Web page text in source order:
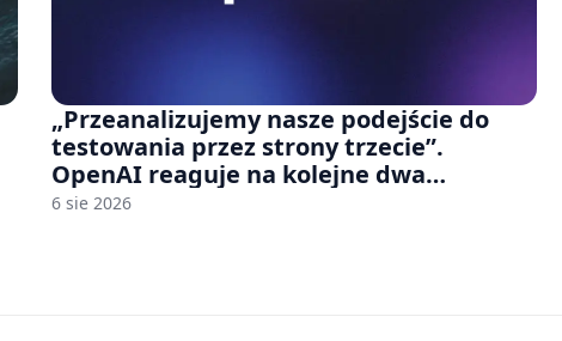
„Przeanalizujemy nasze podejście do
testowania przez strony trzecie”.
OpenAI reaguje na kolejne dwa
incydenty z udziałem autorskich modeli
6 sie 2026